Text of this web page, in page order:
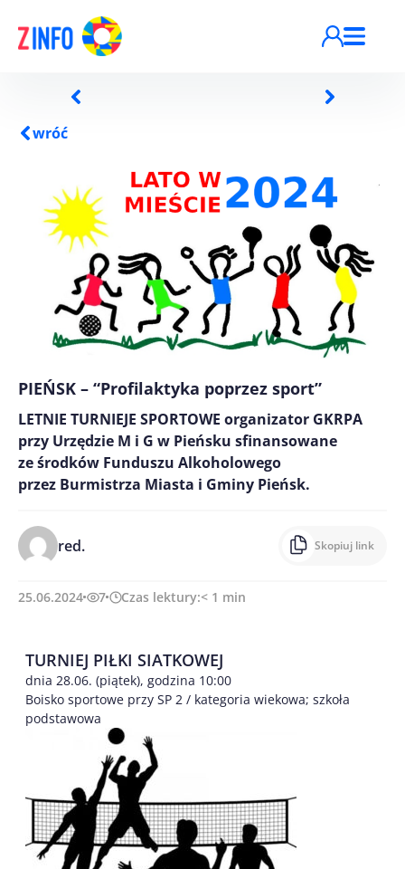
wróć
PIEŃSK – “Profilaktyka poprzez sport”
LETNIE TURNIEJE SPORTOWE organizator GKRPA
przy Urzędzie M i G w Pieńsku sfinansowane
ze środków Funduszu Alkoholowego
przez Burmistrza Miasta i Gminy Pieńsk.
red. Skopiuj link
25.06.2024 7 Czas lektury:< 1 min
TURNIEJ PIŁKI SIATKOWEJ
dnia 28.06. (piątek), godzina 10:00
Boisko sportowe przy SP 2 / kategoria wiekowa; szkoła
podstawowa